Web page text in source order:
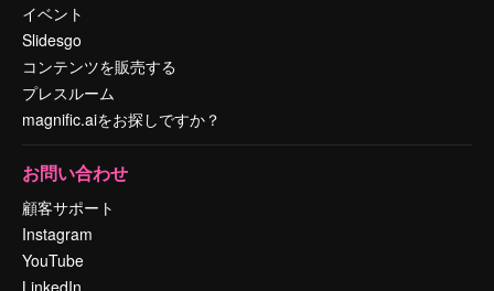
イベント
Slidesgo
コンテンツを販売する
プレスルーム
magnific.aiをお探しですか？
お問い合わせ
顧客サポート
Instagram
YouTube
LinkedIn